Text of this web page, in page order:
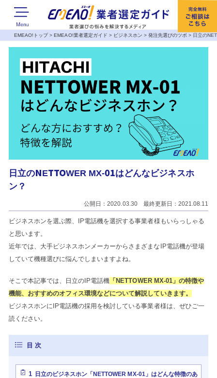
EMEAO!トップ>EMEAO!業者選定ガイド > ビジネスホン >発注先選びのツボ > 日立の
日立のNETTOWER MX-01はどんなビジネスホ
ン？
公開日：2020.03.30 最終更新日：2021.08.11
ビジネスホンを選ぶ際、IP電話機を選択する事業者様もいらっしゃる
と思います。
近年では、大手ビジネスホンメーカーからさまざまなIP電話機が登場
していて機種選びに悩んでしまいますよね。
そこで本記事では、日立のIP電話機 「NETTOWER MX-01」の特徴や
機能、おすすめのオフィス環境などについて解説していきます。
ビジネスホンにIP電話機の採用を検討している事業者様は、ぜひご一
読ください。
1日立のビジネスホン「NETTOWER MX-01」はどんな特徴のあ